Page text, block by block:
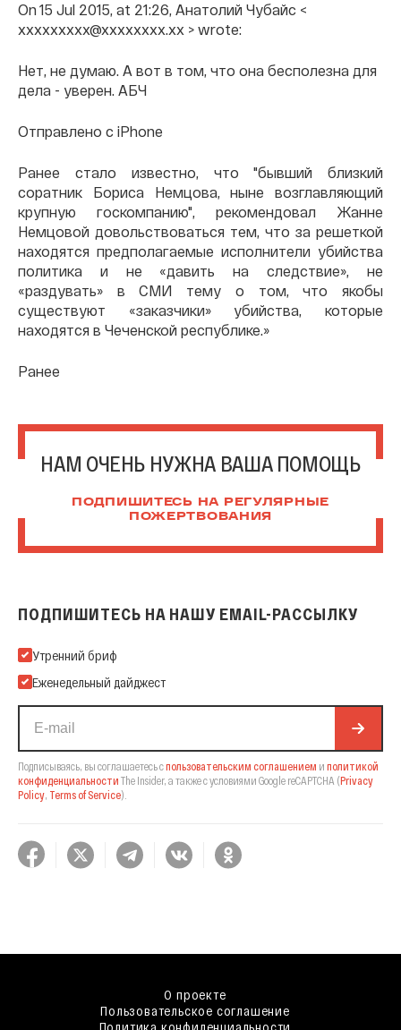
On 15 Jul 2015, at 21:26, Анатолий Чубайс <
xxxxxxxxx@xxxxxxxx.xx > wrote:
Нет, не думаю. А вот в том, что она бесполезна для
дела - уверен. АБЧ
Отправлено с iPhone
Ранее стало известно, что "бывший близкий
соратник Бориса Немцова, ныне возглавляющий
крупную госкомпанию", рекомендовал Жанне
Немцовой довольствоваться тем, что за решеткой
находятся предполагаемые исполнители убийства
политика и не «давить на следствие», не
«раздувать» в СМИ тему о том, что якобы
существуют «заказчики» убийства, которые
находятся в Чеченской республике.»
Ранее
НАМ ОЧЕНЬ НУЖНА ВАША ПОМОЩЬ
ПОДПИШИТЕСЬ НА РЕГУЛЯРНЫЕ
ПОЖЕРТВОВАНИЯ
ПОДПИШИТЕСЬ НА НАШУ EMAIL-РАССЫЛКУ
Подпишитесь на нашу Email-рассылку
Утренний бриф
Еженедельный дайджест
Подписываясь, вы соглашаетесь спользовательским соглашением и политикой
конфиденциальности The Insider, а также с условиями Google reCAPTCHA (Privacy
Policy, Terms of Service).
О проекте
Пользовательское соглашение
Политика конфиденциальности